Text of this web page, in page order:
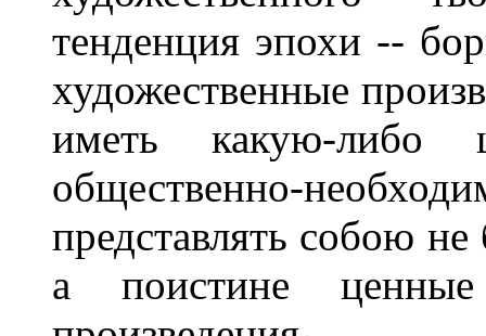
тенденция эпохи --
художественные
иметь какую-либо
общественно-
представлять собою
а поистине